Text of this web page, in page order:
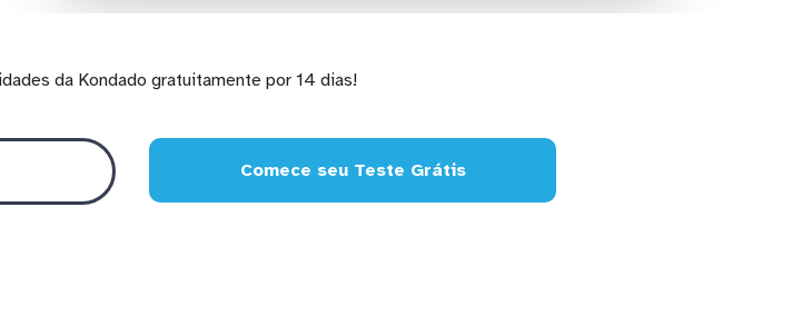
da Kondado gratuitamente por 14 dias!
Comece seu Teste Grátis